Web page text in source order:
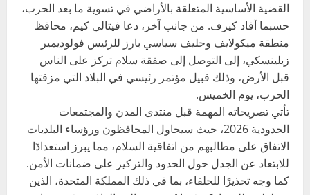
القضية الأساسية المتعلقة بالأراضي في تسوية ما بعد الحرب،
حسبما أفاد كيرف. من جانب آخر، دعا فيتالي كيم، محافظ
منطقة ميكولايف وحليف سياسي بارز للرئيس فولوديمير
زيلينسكي، إلى التوصل إلى صفقة سلام تركز على الناس
قبل الأرض، وذلك قبيل مؤتمر رئيسي في البلاد التي مزقتها
الحرب، يوم الخميس.
تأتي تصريحاته المهمة قبل منتدى المدن والمجتمعات
الحدودية 2026، حيث سيحاول المحافظون ورؤساء البلديات
الاتفاق على مطالبهم من اتفاقية السلام، مما يبرز استعدادًا
للابتعاد عن الجدل حول الحدود والتركيز على ضمانات الأمن.
كما وجه تحذيرًا للحلفاء، بما في ذلك المملكة المتحدة، الذين